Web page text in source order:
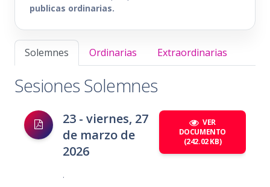
publicas ordinarias.
Solemnes Ordinarias Extraordinarias
Sesiones Solemnes
23 - viernes, 27
de marzo de
2026
VER
DOCUMENTO
(242.02 KB)
.